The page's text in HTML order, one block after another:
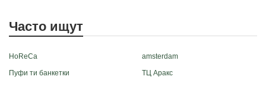
Часто ищут
HoReCa
amsterdam
Пуфи ти банкетки
ТЦ Аракс